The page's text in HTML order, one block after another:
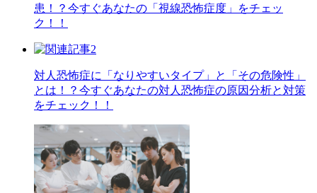
患！？今すぐあなたの「視線恐怖症度」をチェッ
ク！！
対人恐怖症に「なりやすいタイプ」と「その危険性」
とは！？今すぐあなたの対人恐怖症の原因分析と対策
をチェック！！